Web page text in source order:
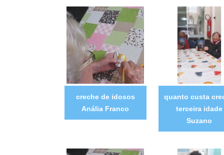
creche de idosos
Anália Franco
quanto custa
terceira idade
Suzano